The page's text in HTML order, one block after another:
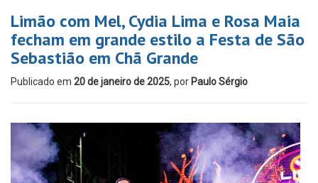
Limão com Mel, Cydia Lima e Rosa Maia
fecham em grande estilo a Festa de São
Sebastião em Chã Grande
Publicado em 20 de janeiro de 2025, por Paulo Sérgio